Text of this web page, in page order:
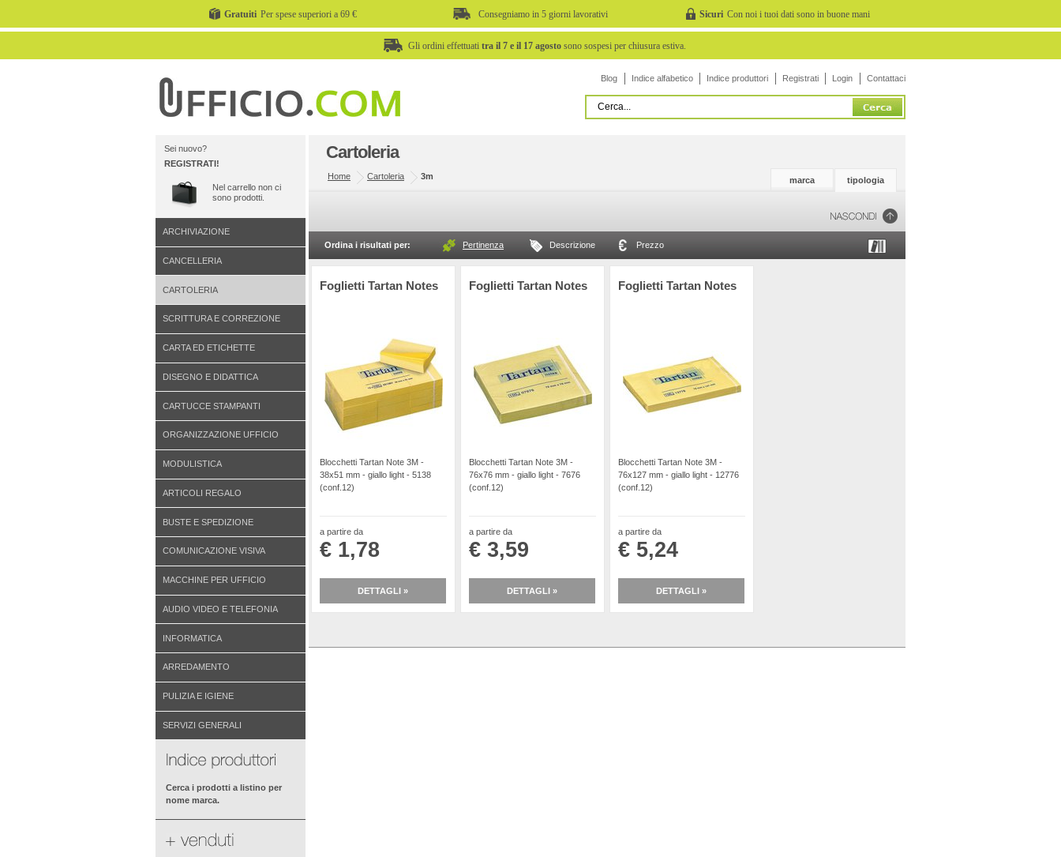
Gratuiti Per spese superiori a 69 € Consegniamo in 5 giorni lavorativi Sicuri Con noi i tuoi dati sono in buone mani
Gli ordini effettuati tra il 7 e il 17 agostosono sospesi per chiusura estiva.
Blog Indice alfabetico Indice produttori Registrati Login Contattaci
Sei nuovo?
REGISTRATI!
Nel carrello non ci
sono prodotti.
ARCHIVIAZIONE
CANCELLERIA
CARTOLERIA
SCRITTURA E CORREZIONE
CARTA ED ETICHETTE
DISEGNO E DIDATTICA
CARTUCCE STAMPANTI
ORGANIZZAZIONE UFFICIO
MODULISTICA
ARTICOLI REGALO
BUSTE E SPEDIZIONE
COMUNICAZIONE VISIVA
MACCHINE PER UFFICIO
AUDIO VIDEO E TELEFONIA
INFORMATICA
ARREDAMENTO
PULIZIA E IGIENE
SERVIZI GENERALI
Cerca i prodotti a listino per
nome marca.
Cartoleria
Home Cartoleria 3m tipologia
marca
Ordina i risultati per: Pertinenza Descrizione Prezzo
Foglietti Tartan Notes
Blocchetti Tartan Note 3M -
38x51 mm - giallo light - 5138
(conf.12)
a partire da
€ 1,78
DETTAGLI »
Foglietti Tartan Notes
Blocchetti Tartan Note 3M -
76x76 mm - giallo light - 7676
(conf.12)
a partire da
€ 3,59
DETTAGLI »
Foglietti Tartan Notes
Blocchetti Tartan Note 3M -
76x127 mm - giallo light - 12776
(conf.12)
a partire da
€ 5,24
DETTAGLI »